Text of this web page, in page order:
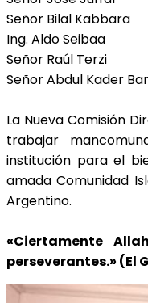
Señor Bilal Kabbara
Ing. Aldo Seibaa
Señor Raúl Terzi
Señor Abdul Kader
La Nueva Comisión
trabajar
institución para el
amada Comunidad
Argentino.
«Ciertamente
perseverantes.» (El